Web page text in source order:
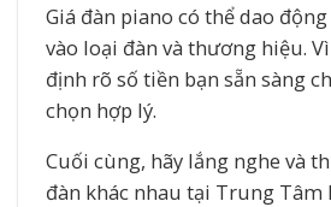
Giá đàn piano có thể dao
vào loại đàn và thương hiệu.
định rõ số tiền bạn sẵn sàng
chọn hợp lý.
Cuối cùng, hãy lắng nghe và
đàn khác nhau tại Trung Tâm